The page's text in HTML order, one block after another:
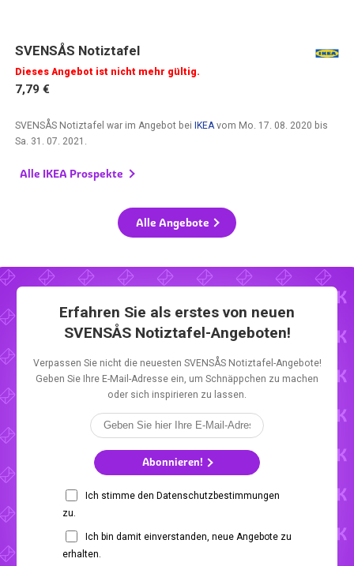
SVENSÅS Notiztafel
Dieses Angebot ist nicht mehr gültig.
7,79 €
SVENSÅS Notiztafel war im Angebot beiIKEA vom Mo. 17. 08. 2020 bis
Sa. 31. 07. 2021
Alle IKEA Prospekte
Alle Angebote
Erfahren Sie als erstes von neuen
SVENSÅS Notiztafel-Angeboten!
Verpassen Sie nicht die neuesten SVENSÅS Notiztafel-Angebote!
Geben Sie Ihre E-Mail-Adresse ein, um Schnäppchen zu machen
oder sich inspirieren zu lassen.
Abonnieren!
Ich stimme den Datenschutzbestimmungen
zu.
Ich bin damit einverstanden, neue Angebote zu
erhalten.